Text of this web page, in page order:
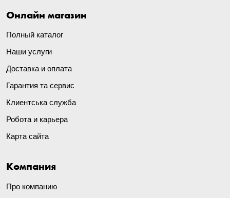
Онлайн магазин
Полный каталог
Наши услуги
Доставка и оплата
Гарантия та сервис
Клиентська служба
Робота и карьера
Карта сайта
Компания
Про компанию